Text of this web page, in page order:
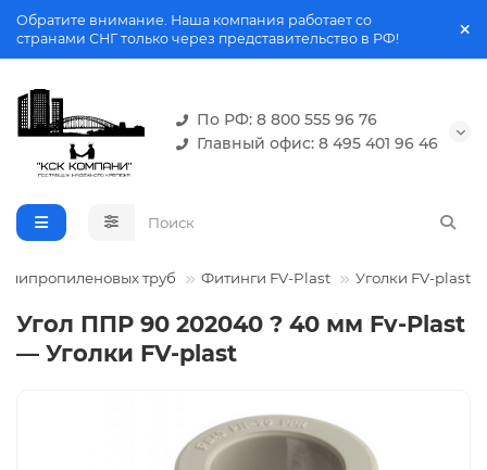
Обратите внимание. Наша компания работает со
странами СНГ только через представительство в РФ!
По РФ: 8 800 555 96 76
Главный офис: 8 495 401 96 46
труб Фитинги FV-Plast Уголки FV-plast
Угол ППР 90 202040 ? 40 мм Fv-Plast
— Уголки FV-plast